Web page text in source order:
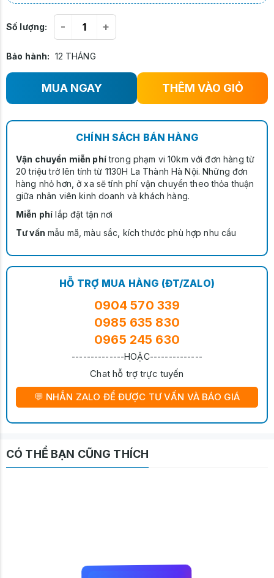
Số lượng: - +
Bảo hành: 12 THÁNG
MUA NGAY THÊM VÀO GIỎ
CHÍNH SÁCH BÁN HÀNG
Vận chuyển miễn phítrong phạm vi 10km với đơn hàng từ
20 triệu trở lên tính từ 1130H La Thành Hà Nội. Những đơn
hàng nhỏ hơn, ở xa sẽ tính phí vận chuyển theo thỏa thuận
giữa nhân viên kinh doanh và khách hàng.
Miễn phí lắp đặt tận nơi
Tư vấn mẫu mã, màu sắc, kích thước phù hợp nhu cầu
HỖ TRỢ MUA HÀNG (ĐT/ZALO)
0904 570 339
0985 635 830
0965 245 630
--------------HOẶC--------------
Chat hỗ trợ trực tuyến
💬 NHẮN ZALO ĐỂ ĐƯỢC TƯ VẤN VÀ BÁO GIÁ
CÓ THỂ BẠN CŨNG THÍCH